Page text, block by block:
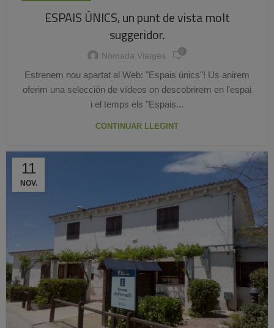
ESPAIS ÚNICS, un punt de vista molt
suggeridor.
Nòmada Viatges
Estrenem nou apartat al Web: "Espais únics"! Us anirem
oferim una selección de vídeos on descobrirem en l'espai
i el temps els "Espais...
CONTINUAR LLEGINT
11
NOV.